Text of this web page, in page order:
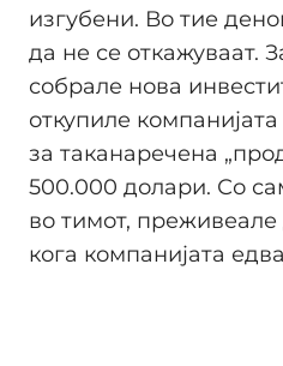
изгубени. Во тие
да не се откажуваат.
собрале нова
откупиле
за таканаречена
500.000 долари. Со
во тимот,
кога компанијата